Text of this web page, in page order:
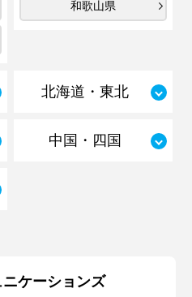
和歌山県
北海道・東北
中国・四国
ケーションズ